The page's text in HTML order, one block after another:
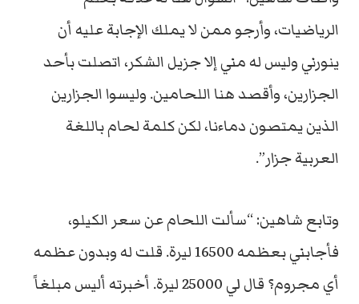
الرياضيات، وأرجو ممن لا يملك الإجابة عليه أن
ينورني وليس له مني إلا جزيل الشكر، اتصلت بأحد
الجزارين، وأقصد هنا اللحامين. وليسوا الجزارين
الذين يمتصون دماءنا، لكن كلمة لحام باللغة
العربية جزار”.
وتابع شاهين: “سألت اللحام عن سعر الكيلو،
فأجابني بعظمه 16500 ليرة. قلت له وبدون عظمه
أي مجروم؟ قال لي 25000 ليرة. أخبرته أليس مبلغاً